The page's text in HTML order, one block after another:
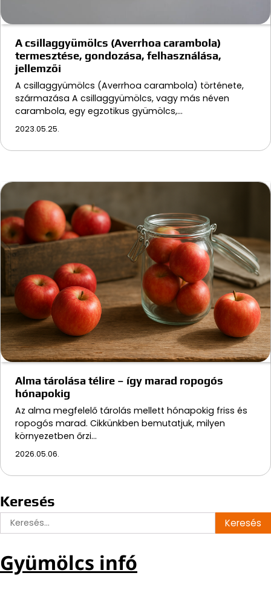
A csillaggyümölcs (Averrhoa carambola)
termesztése, gondozása, felhasználása,
jellemzői
A csillaggyümölcs (Averrhoa carambola) története,
származása A csillaggyümölcs, vagy más néven
carambola, egy egzotikus gyümölcs,…
2023.05.25.
Alma tárolása télire – így marad ropogós
hónapokig
Az alma megfelelő tárolás mellett hónapokig friss és
ropogós marad. Cikkünkben bemutatjuk, milyen
környezetben őrzi…
2026.05.06.
Keresés
Keresés:
Gyümölcs infó